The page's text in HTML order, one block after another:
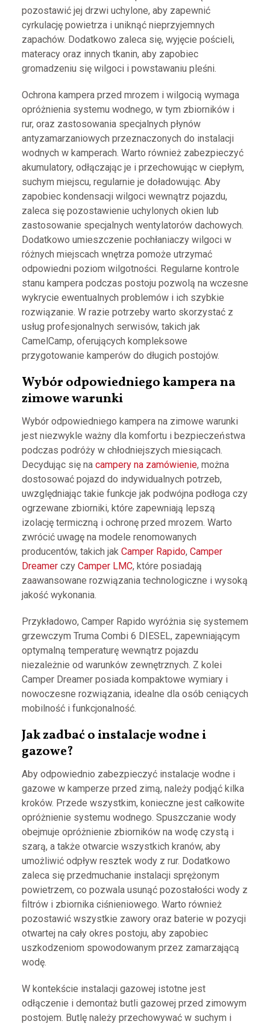
pozostawić jej drzwi uchylone, aby zapewnić
cyrkulację powietrza i uniknąć nieprzyjemnych
zapachów. Dodatkowo zaleca się, wyjęcie pościeli,
materacy oraz innych tkanin, aby zapobiec
gromadzeniu się wilgoci i powstawaniu pleśni.
Ochrona kampera przed mrozem i wilgocią wymaga
opróżnienia systemu wodnego, w tym zbiorników i
rur, oraz zastosowania specjalnych płynów
antyzamarzaniowych przeznaczonych do instalacji
wodnych w kamperach. Warto również zabezpieczyć
akumulatory, odłączając je i przechowując w ciepłym,
suchym miejscu, regularnie je doładowując. Aby
zapobiec kondensacji wilgoci wewnątrz pojazdu,
zaleca się pozostawienie uchylonych okien lub
zastosowanie specjalnych wentylatorów dachowych.
Dodatkowo umieszczenie pochłaniaczy wilgoci w
różnych miejscach wnętrza pomoże utrzymać
odpowiedni poziom wilgotności. Regularne kontrole
stanu kampera podczas postoju pozwolą na wczesne
wykrycie ewentualnych problemów i ich szybkie
rozwiązanie. W razie potrzeby warto skorzystać z
usług profesjonalnych serwisów, takich jak
CamelCamp, oferujących kompleksowe
przygotowanie kamperów do długich postojów.
Wybór odpowiedniego kampera na
zimowe warunki
Wybór odpowiedniego kampera na zimowe warunki
jest niezwykle ważny dla komfortu i bezpieczeństwa
podczas podróży w chłodniejszych miesiącach.
Decydując się na campery na zamówienie, można
dostosować pojazd do indywidualnych potrzeb,
uwzględniając takie funkcje jak podwójna podłoga czy
ogrzewane zbiorniki, które zapewniają lepszą
izolację termiczną i ochronę przed mrozem. Warto
zwrócić uwagę na modele renomowanych
producentów, takich jak Camper Rapido, Camper
Dreamerczy Camper LMC, które posiadają
zaawansowane rozwiązania technologiczne i wysoką
jakość wykonania.
Przykładowo, Camper Rapido wyróżnia się systemem
grzewczym Truma Combi 6 DIESEL, zapewniającym
optymalną temperaturę wewnątrz pojazdu
niezależnie od warunków zewnętrznych. Z kolei
Camper Dreamer posiada kompaktowe wymiary i
nowoczesne rozwiązania, idealne dla osób ceniących
mobilność i funkcjonalność.
Jak zadbać o instalacje wodne i
gazowe?
Aby odpowiednio zabezpieczyć instalacje wodne i
gazowe w kamperze przed zimą, należy podjąć kilka
kroków. Przede wszystkim, konieczne jest całkowite
opróżnienie systemu wodnego. Spuszczanie wody
obejmuje opróżnienie zbiorników na wodę czystą i
szarą, a także otwarcie wszystkich kranów, aby
umożliwić odpływ resztek wody z rur. Dodatkowo
zaleca się przedmuchanie instalacji sprężonym
powietrzem, co pozwala usunąć pozostałości wody z
filtrów i zbiornika ciśnieniowego. Warto również
pozostawić wszystkie zawory oraz baterie w pozycji
otwartej na cały okres postoju, aby zapobiec
uszkodzeniom spowodowanym przez zamarzającą
wodę.
W kontekście instalacji gazowej istotne jest
odłączenie i demontaż butli gazowej przed zimowym
postojem. Butlę należy przechowywać w suchym i